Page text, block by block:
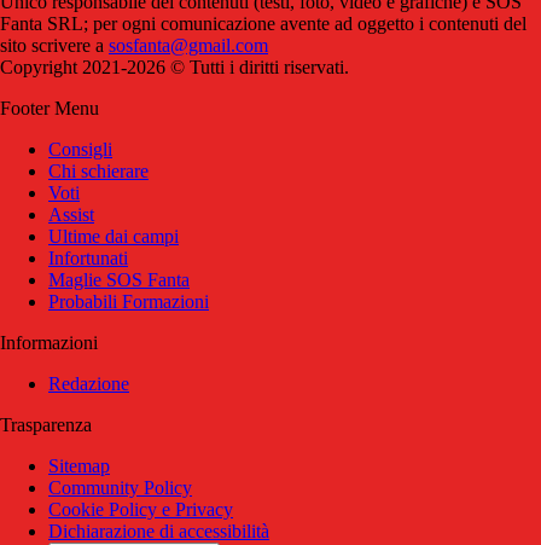
Fanta SRL; per ogni comunicazione avente ad oggetto i contenuti del
sito scrivere a sosfanta@gmail.com
Copyright 2021-2026 © Tutti i diritti riservati.
Footer Menu
Consigli
Chi schierare
Voti
Assist
Ultime dai campi
Infortunati
Maglie SOS Fanta
Probabili Formazioni
Informazioni
Redazione
Trasparenza
Sitemap
Community Policy
Cookie Policy e Privacy
Dichiarazione di accessibilità